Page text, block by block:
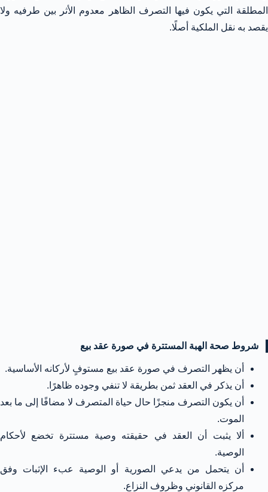
المطلقة التي يكون فيها التصرف الظاهر معدوم الأثر بين طرفيه ولا
يقصد به نقل الملكية أصلًا.
شروط صحة الهبة المستترة في صورة عقد بيع
أن يظهر التصرف في صورة عقد بيع مستوفٍ لأركانه الأساسية.
أن يذكر في العقد ثمن بطريقة لا تنفي وجوده ظاهرًا.
أن يكون التصرف منجزًا حال حياة المتصرف لا مضافًا إلى ما بعد
الموت.
ألا يثبت أن العقد في حقيقته وصية مستترة تخضع لأحكام
الوصية.
أن يتحمل من يدعي الصورية أو الوصية عبء الإثبات وفق
مركزه القانوني وظروف النزاع.